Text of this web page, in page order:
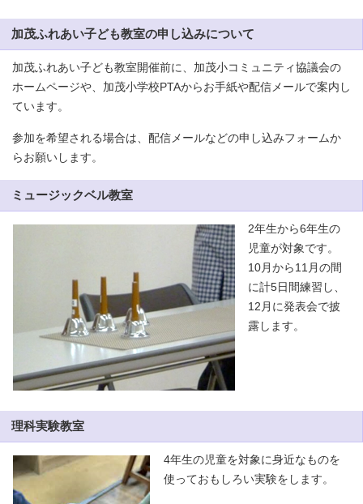
加茂ふれあい子ども教室の申し込みについて
加茂ふれあい子ども教室開催前に、加茂小コミュニティ協議会の
ホームページや、加茂小学校PTAからお手紙や配信メールで案内し
ています。
参加を希望される場合は、配信メールなどの申し込みフォームか
らお願いします。
ミュージックベル教室
2年生から6年生の
児童が対象です。
10月から11月の間
に計5日間練習し、
12月に発表会で披
露します。
理科実験教室
4年生の児童を対象に身近なものを
使っておもしろい実験をします。